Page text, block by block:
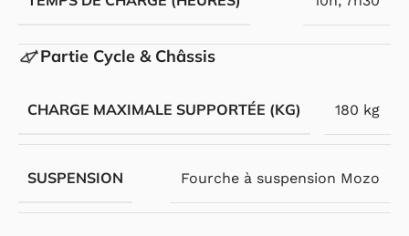
Partie Cycle & Châssis
CHARGE MAXIMALE SUPPORTÉE (KG) 180 kg
SUSPENSION Fourche à suspension Mozo